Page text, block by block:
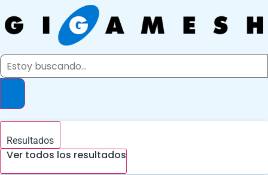
al
contenido
Search
Resultados
Ver todos los resultados